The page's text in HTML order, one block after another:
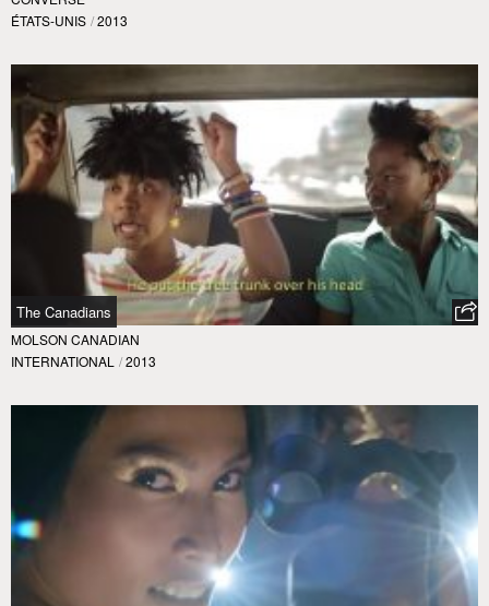
ÉTATS-UNIS / 2013
The Canadians
MOLSON CANADIAN
INTERNATIONAL / 2013